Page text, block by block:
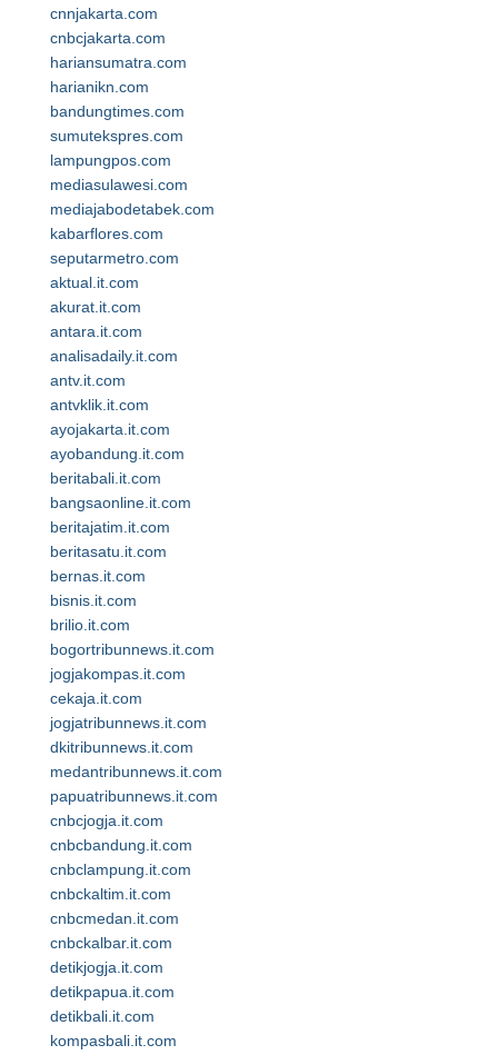
cnnjakarta.com
cnbcjakarta.com
hariansumatra.com
harianikn.com
bandungtimes.com
sumutekspres.com
lampungpos.com
mediasulawesi.com
mediajabodetabek.com
kabarflores.com
seputarmetro.com
aktual.it.com
akurat.it.com
antara.it.com
analisadaily.it.com
antv.it.com
antvklik.it.com
ayojakarta.it.com
ayobandung.it.com
beritabali.it.com
bangsaonline.it.com
beritajatim.it.com
beritasatu.it.com
bernas.it.com
bisnis.it.com
brilio.it.com
bogortribunnews.it.com
jogjakompas.it.com
cekaja.it.com
jogjatribunnews.it.com
dkitribunnews.it.com
medantribunnews.it.com
papuatribunnews.it.com
cnbcjogja.it.com
cnbcbandung.it.com
cnbclampung.it.com
cnbckaltim.it.com
cnbcmedan.it.com
cnbckalbar.it.com
detikjogja.it.com
detikpapua.it.com
detikbali.it.com
kompasbali.it.com